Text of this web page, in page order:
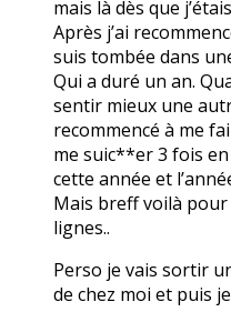
mais là dès que
Après j’ai
suis tombée dans
Qui a duré un an.
sentir mieux une
recommencé à me
me suic**er 3 fois en
cette année et
Mais breff voilà
lignes..
Perso je vais sortir
de chez moi et puis